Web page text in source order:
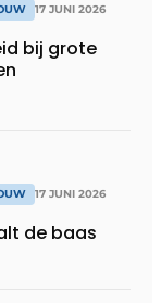
17 JUNI 2026
bij grote
17 JUNI 2026
de baas